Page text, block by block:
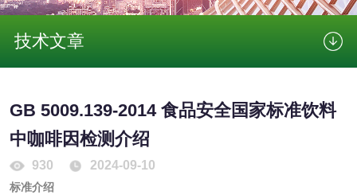
技术文章
GB 5009.139-2014 食品安全国家标准饮料
中咖啡因检测介绍
930 2024-09-10
标准介绍
非金属材料
脱硫石膏检测